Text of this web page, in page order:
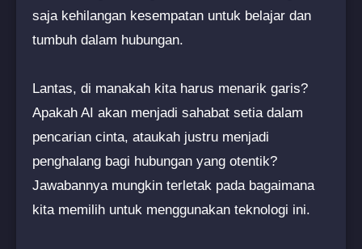
saja kehilangan kesempatan untuk belajar dan
tumbuh dalam hubungan.
Lantas, di manakah kita harus menarik garis?
Apakah AI akan menjadi sahabat setia dalam
pencarian cinta, ataukah justru menjadi
penghalang bagi hubungan yang otentik?
Jawabannya mungkin terletak pada bagaimana
kita memilih untuk menggunakan teknologi ini.